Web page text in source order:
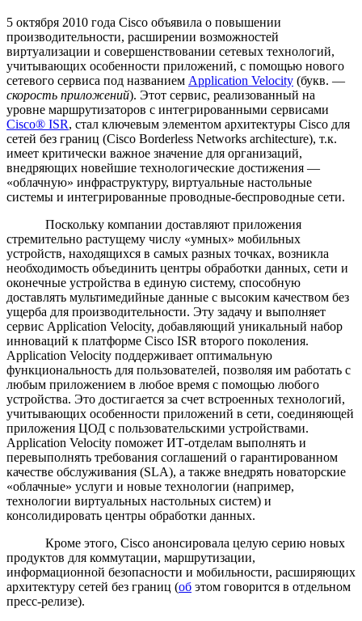
5 октября 2010 года Cisco объявила о повышении
производительности, расширении возможностей
виртуализации и совершенствовании сетевых технологий,
учитывающих особенности приложений, с помощью нового
сетевого сервиса под названием Application Velocity (букв. —
скорость приложений). Этот сервис, реализованный на
уровне маршрутизаторов с интегрированными сервисами
Cisco® ISR, стал ключевым элементом архитектуры Cisco для
сетей без границ (Cisco Borderless Networks architecture), т.к.
имеет критически важное значение для организаций,
внедряющих новейшие технологические достижения —
«облачную» инфраструктуру, виртуальные настольные
системы и интегрированные проводные-беспроводные сети.
Поскольку компании доставляют приложения
стремительно растущему числу «умных» мобильных
устройств, находящихся в самых разных точках, возникла
необходимость объединить центры обработки данных, сети и
оконечные устройства в единую систему, способную
доставлять мультимедийные данные с высоким качеством без
ущерба для производительности. Эту задачу и выполняет
сервис Application Velocity, добавляющий уникальный набор
инноваций к платформе Cisco ISR второго поколения.
Application Velocity поддерживает оптимальную
функциональность для пользователей, позволяя им работать с
любым приложением в любое время с помощью любого
устройства. Это достигается за счет встроенных технологий,
учитывающих особенности приложений в сети, соединяющей
приложения ЦОД с пользовательскими устройствами.
Application Velocity поможет ИТ-отделам выполнять и
перевыполнять требования соглашений о гарантированном
качестве обслуживания (SLA), а также внедрять новаторские
«облачные» услуги и новые технологии (например,
технологии виртуальных настольных систем) и
консолидировать центры обработки данных.
Кроме этого, Cisco анонсировала целую серию новых
продуктов для коммутации, маршрутизации,
информационной безопасности и мобильности, расширяющих
архитектуру сетей без границ (об этом говорится в отдельном
пресс-релизе).